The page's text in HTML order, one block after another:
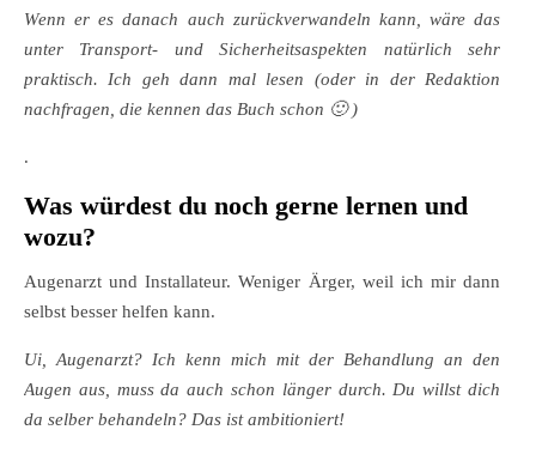
Wenn er es danach auch zurückverwandeln kann, wäre das
unter Transport- und Sicherheitsaspekten natürlich sehr
praktisch. Ich geh dann mal lesen (oder in der Redaktion
nachfragen, die kennen das Buch schon 🙂 )
.
Was würdest du noch gerne lernen und
wozu?
Augenarzt und Installateur. Weniger Ärger, weil ich mir dann
selbst besser helfen kann.
Ui, Augenarzt? Ich kenn mich mit der Behandlung an den
Augen aus, muss da auch schon länger durch. Du willst dich
da selber behandeln? Das ist ambitioniert!